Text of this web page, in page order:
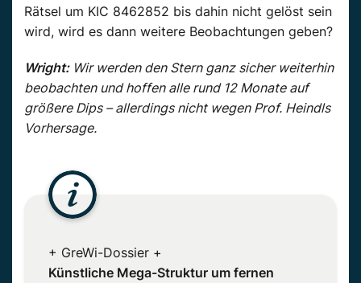
Rätsel um KIC 8462852 bis dahin nicht gelöst sein
wird, wird es dann weitere Beobachtungen geben?
Wright:Wir werden den Stern ganz sicher weiterhin
beobachten und hoffen alle rund 12 Monate auf
größere Dips – allerdings nicht wegen Prof. Heindls
Vorhersage.
+ GreWi-Dossier +
Künstliche Mega-Struktur um fernen